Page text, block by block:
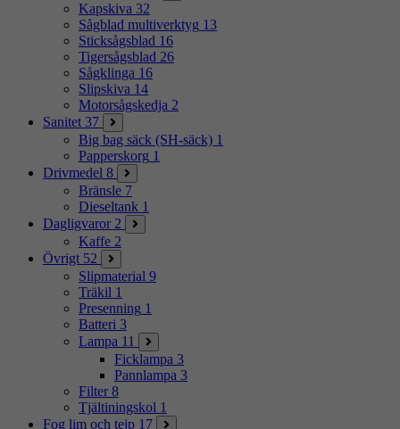
Kapskiva 32
Sågblad multiverktyg 13
Sticksågsblad 16
Tigersågsblad 26
Sågklinga 16
Slipskiva 14
Motorsågskedja 2
Sanitet 37
Big bag säck (SH-säck) 1
Papperskorg 1
Drivmedel 8
Bränsle 7
Dieseltank 1
Dagligvaror 2
Kaffe 2
Övrigt 52
Slipmaterial 9
Träkil 1
Presenning 1
Batteri 3
Lampa 11
Ficklampa 3
Pannlampa 3
Filter 8
Tjältiningskol 1
Fog lim och tejp 17